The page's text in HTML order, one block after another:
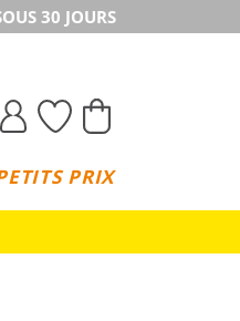
30 JOURS
PRIX